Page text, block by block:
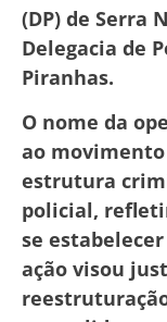
(DP) de Serra
Delegacia de
Piranhas.
O nome da
ao
estrutura
policial,
se
ação visou